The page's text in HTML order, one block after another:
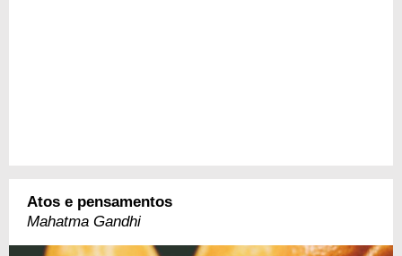
Atos e pensamentos
Mahatma Gandhi